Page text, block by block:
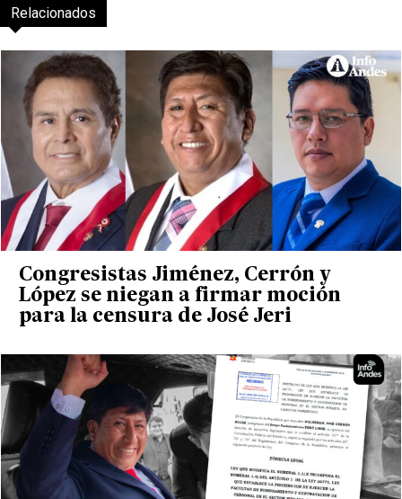
Relacionados
Congresistas Jiménez, Cerrón y
López se niegan a firmar moción
para la censura de José Jeri